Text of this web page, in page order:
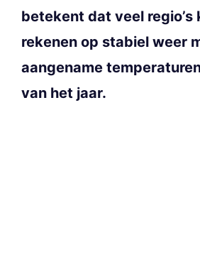
betekent dat veel regio’s
rekenen op stabiel weer
aangename
van het jaar.